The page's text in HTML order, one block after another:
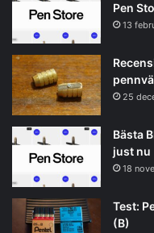
Pen
13
25
Bästa
just nu
18
Test:
(B)